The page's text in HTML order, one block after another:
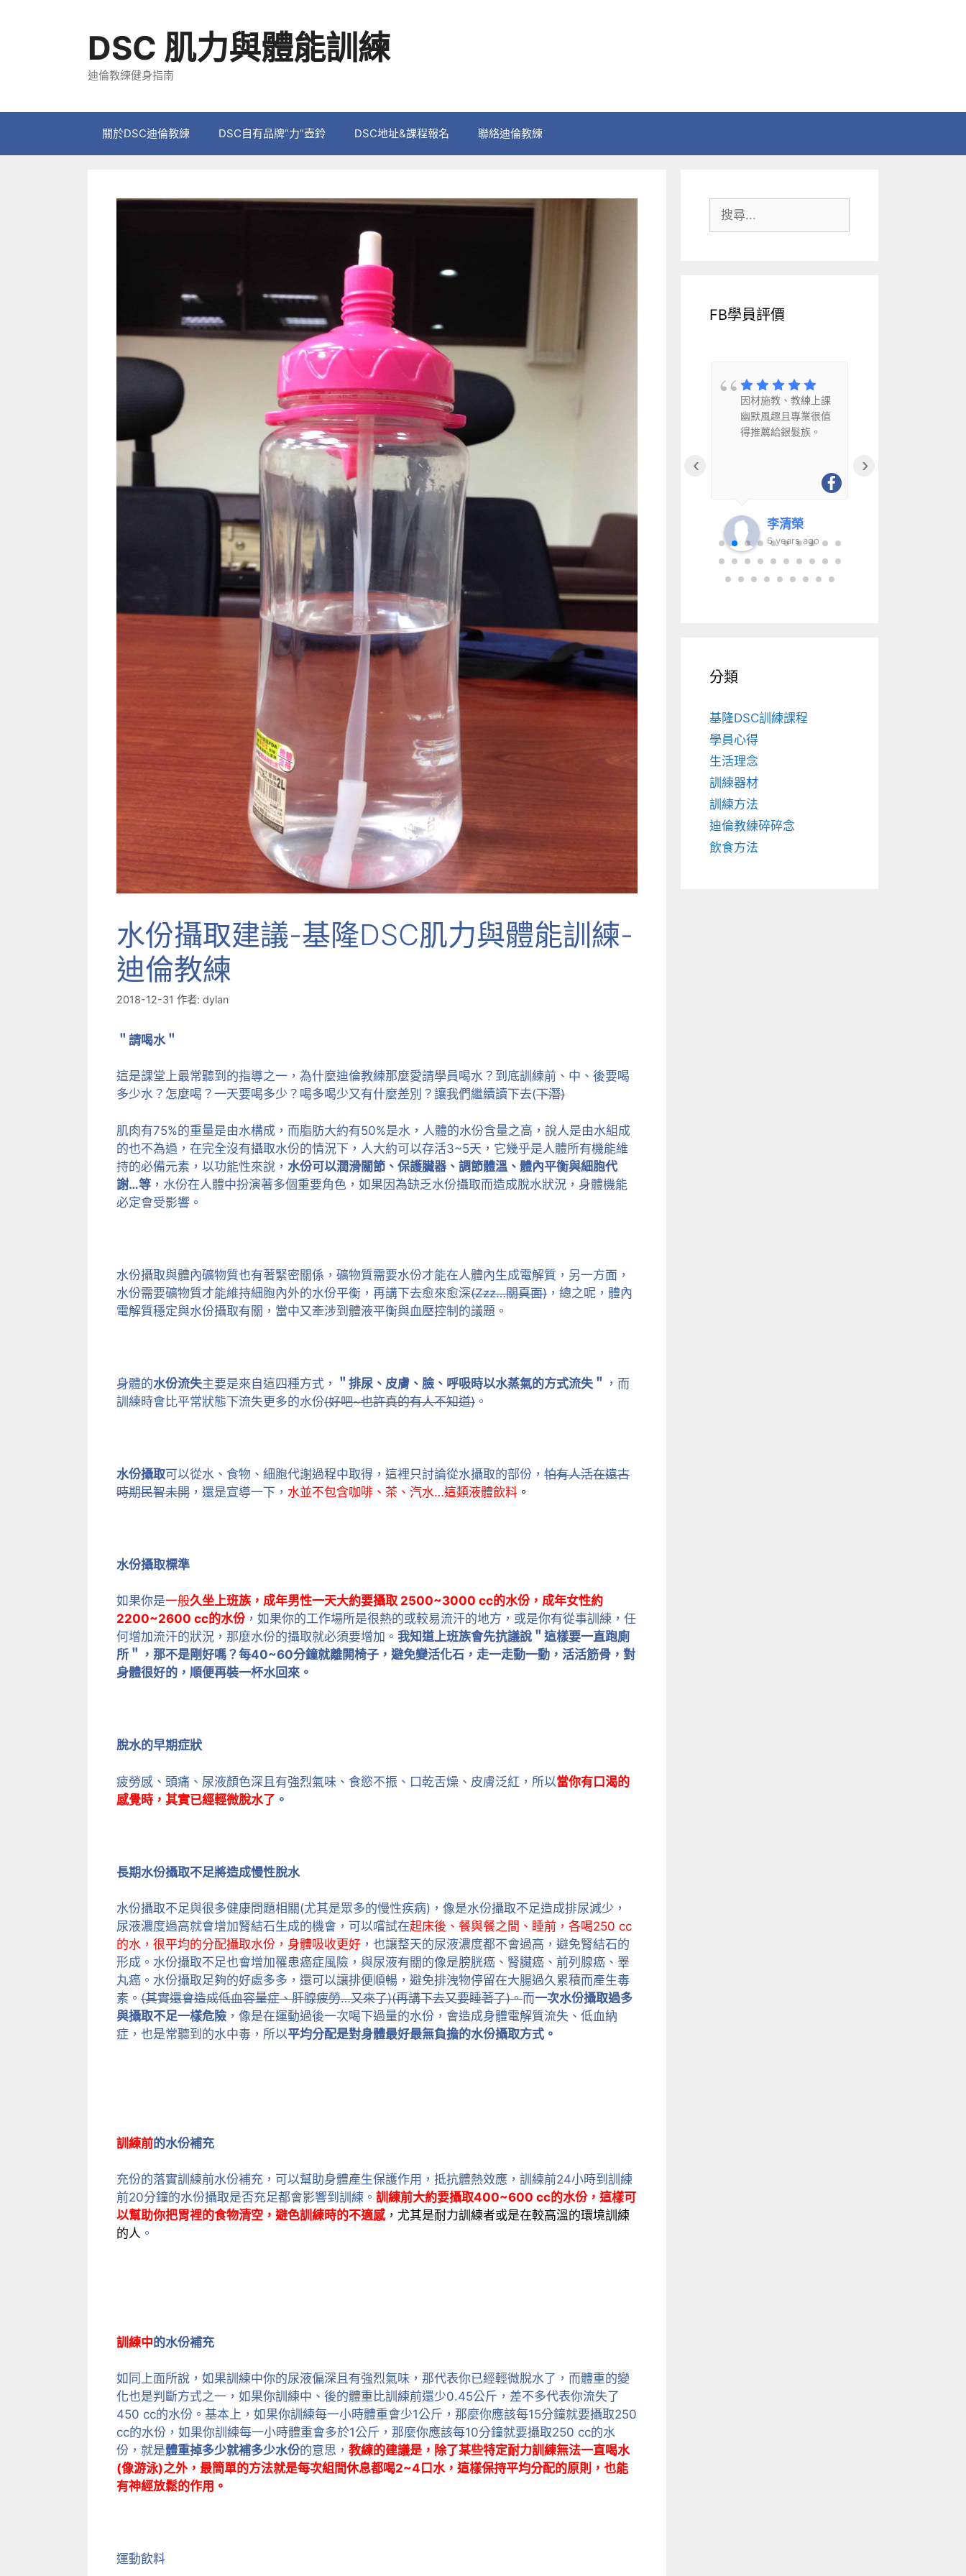
DSC 肌力與體能訓練
迪倫教練健身指南
關於DSC迪倫教練 DSC自有品牌”力”壺鈴 DSC地址&課程報名 聯絡迪倫教練
水份攝取建議-基隆DSC肌力與體能訓練-
迪倫教練
2018-12-31 作者: dylan
＂請喝水＂
這是課堂上最常聽到的指導之一，為什麼迪倫教練那麼愛請學員喝水？到底訓練前、中、後要喝
多少水？怎麼喝？一天要喝多少？喝多喝少又有什麼差別？讓我們繼續讀下去(下潛)
肌肉有75%的重量是由水構成，而脂肪大約有50%是水，人體的水份含量之高，說人是由水組成
的也不為過，在完全沒有攝取水份的情況下，人大約可以存活3~5天，它幾乎是人體所有機能維
持的必備元素，以功能性來說， 水份可以潤滑關節、保護臟器、調節體溫、體內平衡與細胞代
謝…等 ，水份在人體中扮演著多個重要角色，如果因為缺乏水份攝取而造成脫水狀況，身體機能
必定會受影響。
水份攝取與體內礦物質也有著緊密關係，礦物質需要水份才能在人體內生成電解質，另一方面，
水份需要礦物質才能維持細胞內外的水份平衡，再講下去愈來愈深(Zzz…關頁面) ，總之呢，體內
電解質穩定與水份攝取有關，當中又牽涉到體液平衡與血壓控制的議題。
身體的水份流失主要是來自這四種方式， ＂排尿、皮膚、臉、呼吸時以水蒸氣的方式流失＂ ，而
訓練時會比平常狀態下流失更多的水份(好吧~也許真的有人不知道) 。
水份攝取可以從水、食物、細胞代謝過程中取得，這裡只討論從水攝取的部份， 怕有人活在遠古
時期民智未開 ，還是宣導一下， 水並不包含咖啡、茶、汽水…這類液體飲料 。
水份攝取標準
如果你是一般久坐上班族，成年男性一天大約要攝取 2500~3000 cc的水份，成年女性約
2200~2600 cc的水份 ，如果你的工作場所是很熱的或較易流汗的地方，或是你有從事訓練，任
何增加流汗的狀況，那麼水份的攝取就必須要增加。 我知道上班族會先抗議說＂這樣要一直跑廁
所＂，那不是剛好嗎？每40~60分鐘就離開椅子，避免變活化石，走一走動一動，活活筋骨，對
身體很好的，順便再裝一杯水回來。
脫水的早期症狀
疲勞感、頭痛、尿液顏色深且有強烈氣味、食慾不振、口乾舌燥、皮膚泛紅，所以當你有口渴的
感覺時，其實已經輕微脫水了 。
長期水份攝取不足將造成慢性脫水
水份攝取不足與很多健康問題相關(尤其是眾多的慢性疾病)，像是水份攝取不足造成排尿減少，
尿液濃度過高就會增加腎結石生成的機會，可以嚐試在起床後、餐與餐之間、睡前，各喝250 cc
的水，很平均的分配攝取水份，身體吸收更好 ，也讓整天的尿液濃度都不會過高，避免腎結石的
形成。水份攝取不足也會增加罹患癌症風險，與尿液有關的像是膀胱癌、腎臟癌、前列腺癌、睪
丸癌。水份攝取足夠的好處多多，還可以讓排便順暢，避免排洩物停留在大腸過久累積而產生毒
素。 (其實還會造成低血容量症、肝腺疲勞…又來了)(再講下去又要睡著了)。而一次水份攝取過多
與攝取不足一樣危險 ，像是在運動過後一次喝下過量的水份，會造成身體電解質流失、低血納
症，也是常聽到的水中毒，所以平均分配是對身體最好最無負擔的水份攝取方式。
訓練前的水份補充
充份的落實訓練前水份補充，可以幫助身體產生保護作用，抵抗體熱效應，訓練前24小時到訓練
前20分鐘的水份攝取是否充足都會影響到訓練。 訓練前大約要攝取400~600 cc的水份，這樣可
以幫助你把胃裡的食物清空，避色訓練時的不適感，尤其是耐力訓練者或是在較高溫的環境訓練
的人 。
訓練中的水份補充
如同上面所說，如果訓練中你的尿液偏深且有強烈氣味，那代表你已經輕微脫水了，而體重的變
化也是判斷方式之一，如果你訓練中、後的體重比訓練前還少0.45公斤，差不多代表你流失了
450 cc的水份。基本上，如果你訓練每一小時體重會少1公斤，那麼你應該每15分鐘就要攝取250
cc的水份，如果你訓練每一小時體重會多於1公斤，那麼你應該每10分鐘就要攝取250 cc的水
份，就是體重掉多少就補多少水份的意思， 教練的建議是，除了某些特定耐力訓練無法一直喝水
(像游泳)之外，最簡單的方法就是每次組間休息都喝2~4口水，這樣保持平均分配的原則，也能
有神經放鬆的作用。
運動飲料
尋:
FB學員評價
超專業又熱心的教
練，一流的教學水
準!
彭楚洺
9 years ago
李清榮
因材施教、教練上課
幽默風趣且專業很值
得推薦給銀髮族。
李清榮
6 years ago
‹ ›
分類
基隆DSC訓練課程
學員心得
生活理念
訓練器材
訓練方法
迪倫教練碎碎念
飲食方法